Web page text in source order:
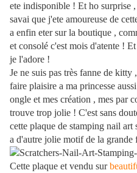
ete indisponible ! Et ho surprise
savai que j'ete amoureuse de
a enfin eter sur la boutique ,
et consolé c'est mois d'atente !
je l'adore !
Je ne suis pas très fanne de
faire plaisire a ma princesse
ongle et mes création , mes par
trouve trop jolie ! C'est sans
cette plaque de stamping nail
a d'autre jolie motif de la
Cette plaque et vendu sur